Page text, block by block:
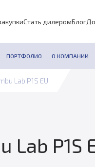
Стать дилеромБлог
ПОРТФОЛИО О КОМПАНИИ
Lab P1S EU
Lab P1S